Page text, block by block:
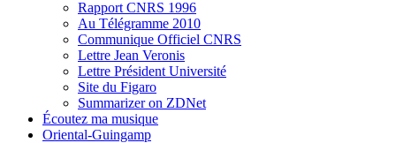
Rapport CNRS 1996
Au Télégramme 2010
Communique Officiel CNRS
Lettre Jean Veronis
Lettre Président Université
Site du Figaro
Summarizer on ZDNet
Écoutez ma musique
Oriental-Guingamp